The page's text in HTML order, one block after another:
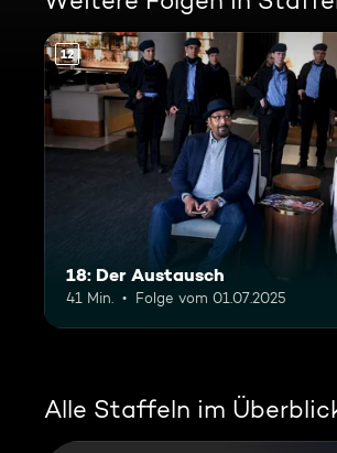
12
18: Der Austausch
41 Min. Folge vom 01.07.2025
Alle Staffeln im